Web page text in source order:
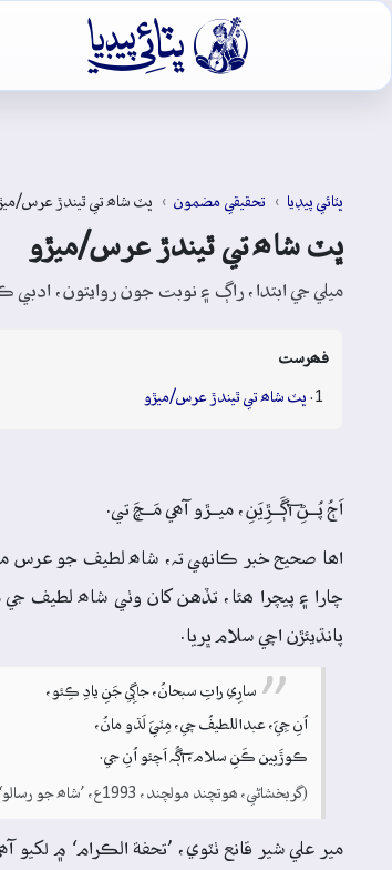

ڀٽائي پيڊيا تحقيقي مضمون ڀٽ شاھ تي ٿيندڙ عرس/
ڀٽ شاھ تي ٿيندڙ عرس/ميڙو
ميلي جي ابتدا، راڳ ۽ نوبت جون روايتون،
فھرست
ڀٽ شاھ تي ٿيندڙ عرس/ميڙو
اَڄُ پُــڻِ آڳَــڙِيَنِ، ميــڙو آھي مَــچَ تي.
اھا صحيح خبر ڪانهي تہ، شاھ لطيف جو عرس
چارا ۽ پيچرا ھئا، تڏهن کان وٺي شاھ لطيف
پانڌيئڙن اچي سلام ڀريا.
سارِي راتِ سبحانُ، جاڳِي جَنِ يادِ ڪِئو،
اُنِ جِيَ، عبداللطيفُ چي، مِٽيَ لَڌو مانُ،
ڪوڙَيين ڪَنِ سلام، آڳُہ اَچئو اُنِ جي.
(گربخشاڻي، ھوتچند مولچند، 1993ع، ’شاھ جو رسالو‘، سُر سريراڳ، داستان 2، بيت 2، ص: 136)
مير علي شير قانع ٺٽوي، ’تحفة الڪرام‘ ۾